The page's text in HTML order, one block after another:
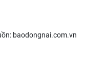
baodongnai.com.vn